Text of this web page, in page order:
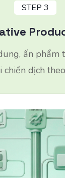
STEP 3
ấn phẩm
chiến dịch